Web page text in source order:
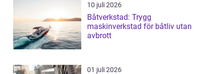
10 juli 2026
Båtverkstad: Trygg
maskinverkstad för båtliv utan
avbrott
01 juli 2026